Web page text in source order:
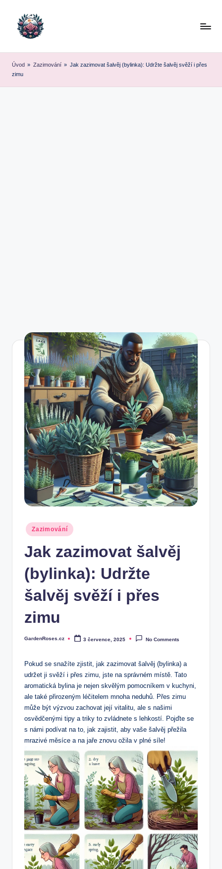
Úvod » Zazimování » Jak zazimovat šalvěj (bylinka): Udržte šalvěj svěží i přes
zimu
Posted
in
Zazimování
Jak zazimovat šalvěj
(bylinka): Udržte
šalvěj svěží i přes
zimu
Posted
GardenRoses.cz 3 července, 2025 No Comments
Pokud se ⁣snažíte⁣ zjistit, jak zazimovat šalvěj (bylinka) a
udržet ji ​svěží i přes‍ zimu, jste ⁤na správném ‍místě. Tato
aromatická bylina⁣ je‍ nejen skvělým pomocníkem v ⁢kuchyni,
⁤ale⁣ také přirozeným léčitelem mnoha neduhů. Přes zimu
může být výzvou zachovat její vitalitu, ⁢ale⁣ s našimi
osvědčenými tipy a triky to zvládnete s lehkostí. Pojďte ‌se
s námi podívat na to, jak ‌zajistit, ​aby vaše šalvěj přežila‌
mrazivé měsíce a na jaře znovu ožila‌ v plné síle!